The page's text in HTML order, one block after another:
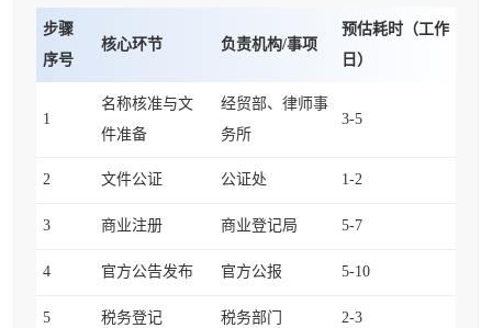
步骤
序号
核心环节 负责机构/事项
预估耗时（工作
日）
1
名称核准与文
件准备
经贸部、律师事
务所
3-5
2 文件公证 公证处 1-2
3 商业注册 商业登记局 5-7
4 官方公告发布 官方公报 5-10
5 税务登记 税务部门 2-3